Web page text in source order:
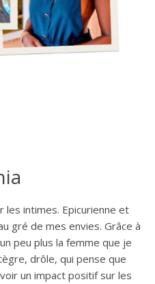
les intimes. Epicurienne et
gré de mes envies. Grâce à
peu plus la femme que je
drôle, qui pense que
un impact positif sur les